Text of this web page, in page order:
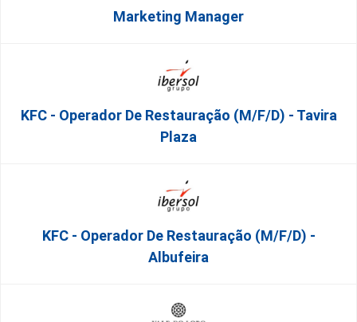
Marketing Manager
KFC - Operador De Restauração (m/f/d) - Tavira
Plaza
KFC - Operador De Restauração (m/f/d) -
Albufeira